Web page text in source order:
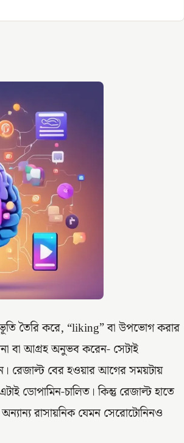
তৈরি করে, “liking” বা উপভোগ করার
বা আগ্রহ অনুভব করেন- সেটাই
রেজাল্ট বের হওয়ার আগের সময়টায়
ডোপামিন-চালিত। কিন্তু রেজাল্ট হাতে
রাসায়নিক যেমন সেরোটোনিনও